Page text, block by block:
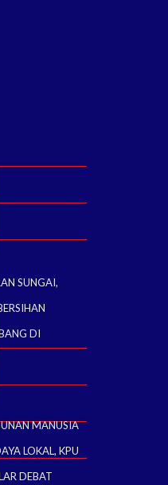
SUNGAI,
DI
MANUSIA
LOKAL, KPU
DEBAT